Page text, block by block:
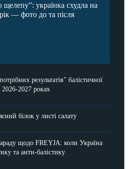
щелепу”: українка схудла на
— фото до та після
результатів" балістичної
2027 роках
білок у листі салату
щодо FREYJA: коли Україна
та анти-балістику